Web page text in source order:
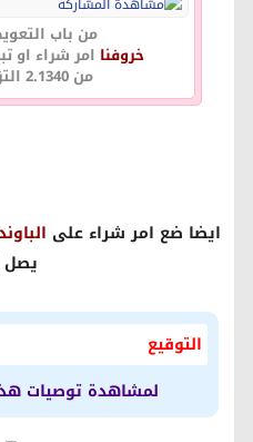
من باب
خروفنا امر شراء او
من 2.1340 التزم بالاستوب
ايضا ضع امر شراء على
يصل
التوقيع
لمشاهدة توصيات